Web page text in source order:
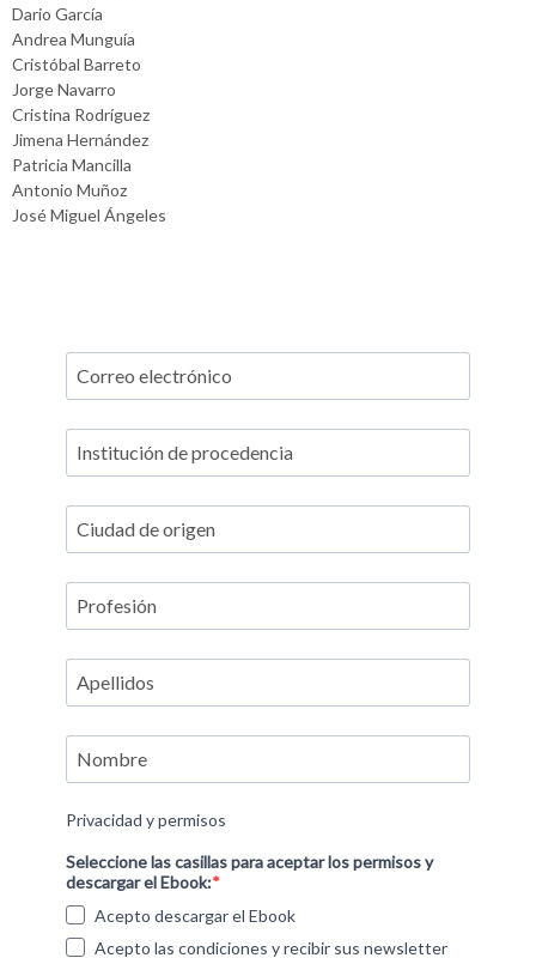
Dario García
Andrea Munguía
Cristóbal Barreto
Jorge Navarro
Cristina Rodríguez
Jimena Hernández
Patricia Mancilla
Antonio Muñoz
José Miguel Ángeles